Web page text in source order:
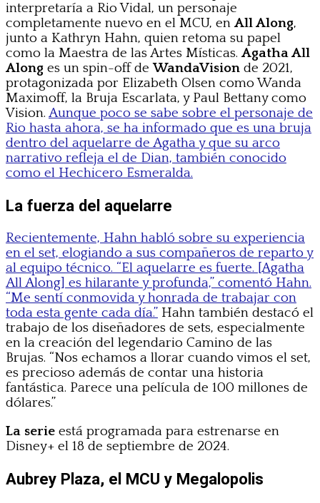
interpretaría a Rio Vidal, un personaje
completamente nuevo en el MCU, en All Along,
junto a Kathryn Hahn, quien retoma su papel
como la Maestra de las Artes Místicas. Agatha All
Along es un spin-off deWandaVision de 2021,
protagonizada por Elizabeth Olsen como Wanda
Maximoff, la Bruja Escarlata, y Paul Bettany como
Vision. Aunque poco se sabe sobre el personaje de
Rio hasta ahora, se ha informado que es una bruja
dentro del aquelarre de Agatha y que su arco
narrativo refleja el de Dian, también conocido
como el Hechicero Esmeralda.
La fuerza del aquelarre
Recientemente, Hahn habló sobre su experiencia
en el set, elogiando a sus compañeros de reparto y
al equipo técnico. “El aquelarre es fuerte. [Agatha
All Along] es hilarante y profunda,” comentó Hahn.
“Me sentí conmovida y honrada de trabajar con
toda esta gente cada día.” Hahn también destacó el
trabajo de los diseñadores de sets, especialmente
en la creación del legendario Camino de las
Brujas. “Nos echamos a llorar cuando vimos el set,
es precioso además de contar una historia
fantástica. Parece una película de 100 millones de
dólares.”
La serie está programada para estrenarse en
Disney+ el 18 de septiembre de 2024.
Aubrey Plaza, el MCU y Megalopolis